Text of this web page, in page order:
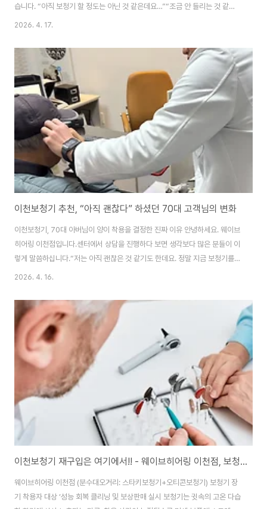
습니다. “아직 보청기 할 정도는 아닌 것 같은데요…”“조금 안 들리는 것 같긴
한데 나이 때문 아닌가요?” 많은 분들이 이렇게 생각하시지만 실제 청력검사를
볼륨이 점점 커지고, 가족과 대화할 때 되묻는 횟수가 늘어나며, 전화 통화가 불
편하게 느껴진다면 단순한 노화가 아닌 청력 저하 신호일 수 있습니다. 그래서
오늘은 여주보청기를 찾고 계신 분들이 꼭 알아야 할 난청 초기 증상과 보청기
선택 기준에 대해 자세히 설명드리겠습니다. 많은 분들이 난청을 단순히 “귀가
좀 안 들리는 상태..
2026. 4. 17.
이천보청기 추천, “아직 괜찮다” 하셨던 70대 고객님의 변화
이천보청기, 70대 아버님이 양이 착용을 결정한 진짜 이유 안녕하세요. 웨이브
히어링 이천점입니다.센터에서 상담을 진행하다 보면 생각보다 많은 분들이 이
렇게 말씀하십니다.“저는 아직 괜찮은 것 같기도 한데요. 정말 지금 보청기를
해야 할 정도인가요?” 실제로 처음 방문하시는 분들 중 절반 이상은 본인이 난
한 곳에서는 대화도 가능하니 “아직은 괜찮겠지”라고 생각하시는 것이죠. 하지
만 조금만 더 깊이 이야기를 나눠보면 이미 일상 속에서 여러 불편을 겪고 계신
경우가 많습니다. 그래서 오늘은 실제 웨이브히어링 이천점에 방문하셨던 70
대 아버님의 사례를 통해, 많은 분들이 왜 뒤늦게 이천보청기를 찾게 되는지 이
야기해보려고 합니다. ..
2026. 4. 16.
이천보청기 재구입은 여기에서!! - 웨이브히어링 이천점, 보청기 장기 착용자 대상 ‘성능 회복 클리닝 및 보상판매 진행 [점검 후 더욱 선명해진 소리로 들으세요]
웨이브히어링 이천점 (분수대오거리: 스타키보청기+오티콘보청기) 보청기 장
기 착용자 대상 ‘성능 회복 클리닝 및 보상판매 실시 보청기는 귓속의 고온 다습